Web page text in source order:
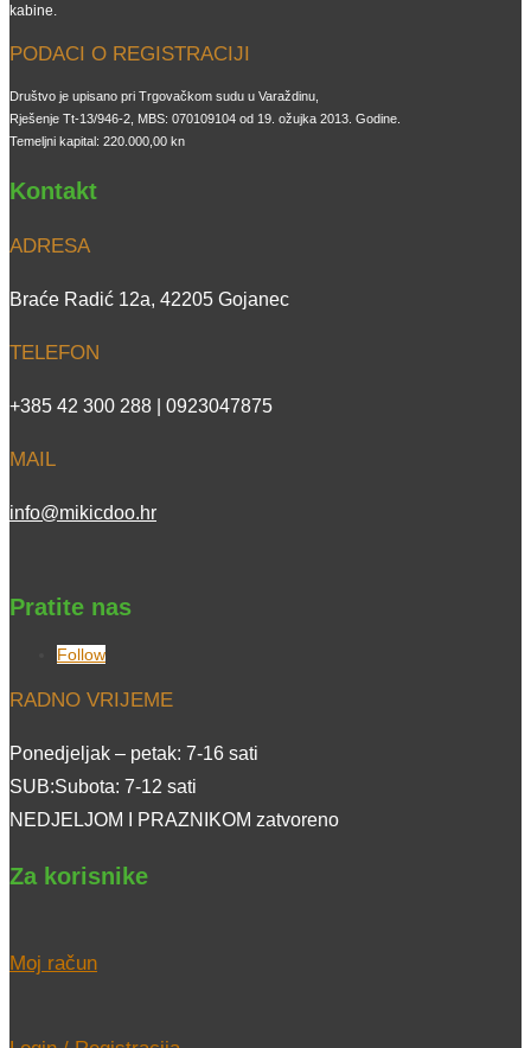
kabine.
PODACI O REGISTRACIJI
Društvo je upisano pri Trgovačkom sudu u Varaždinu,
Rješenje Tt-13/946-2, MBS: 070109104 od 19. ožujka 2013. Godine.
Temeljni kapital: 220.000,00 kn
Kontakt
ADRESA
Braće Radić 12a, 42205 Gojanec
TELEFON
+385 42 300 288 | 0923047875
MAIL
info@mikicdoo.hr
Pratite nas
Follow
RADNO VRIJEME
Ponedjeljak – petak: 7-16 sati
SUB:Subota: 7-12 sati
NEDJELJOM I PRAZNIKOM zatvoreno
Za korisnike
Moj račun